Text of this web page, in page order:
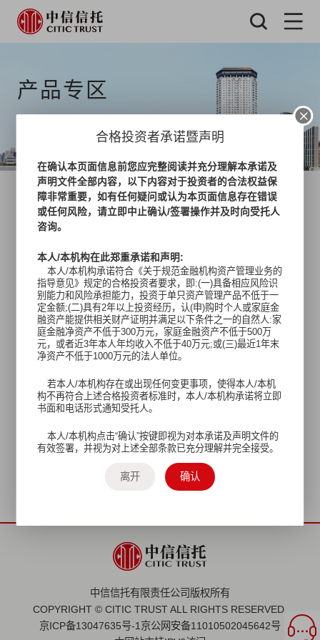
产品专区
当前位置: 产品专区 > 权益类
产品搜索:
查看产品需完成《合格投资者自声明》
更多服务请联系您的专属客户经理
或拨打我司客服热线 400-10-95558
中信信托有限责任公司版权所有
COPYRIGHT © CITIC TRUST ALL RIGHTS RESERVED.
京ICP备13047635号-1 京公网安备11010502045642号
合格投资者承诺暨声明
在确认本页面信息前您应完整阅读并充分理解本承诺及
声明文件全部内容，以下内容对于投资者的合法权益保
障非常重要，如有任何疑问或认为本页面信息存在错误
或任何风险，请立即中止确认/签署操作并及时向受托人
咨询。
本人/本机构在此郑重承诺和声明:
本人/本机构承诺符合《关于规范金融机构资产管理业务的
指导意见》规定的合格投资者要求，即:(一)具备相应风险识
别能力和风险承担能力，投资于单只资产管理产品不低于一
定金额;(二)具有2年以上投资经历，认(申)购时个人或家庭金
融资产能提供相关财产证明并满足以下条件之一的自然人:家
庭金融净资产不低于300万元，家庭金融资产不低于500万
元，或者近3年本人年均收入不低于40万元;或(三)最近1年末
净资产不低于1000万元的法人单位。
若本人/本机构存在或出现任何变更事项，使得本人/本机
构不再符合上述合格投资者标准时，本人/本机构承诺将立即
书面和电话形式通知受托人。
本人/本机构点击“确认”按键即视为对本承诺及声明文件的
有效签署，并视为对上述全部条款已充分理解并完全接受。
离开 确认